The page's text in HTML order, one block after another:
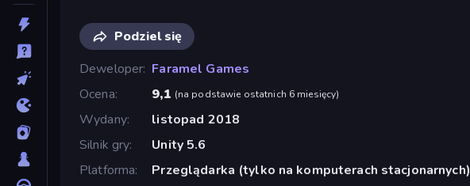
Podziel się
Deweloper Faramel Games
Ocena
9,1 (na podstawie ostatnich 6 miesięcy)
Wydany
listopad 2018
Silnik gry
Unity 5.6
Platforma
Przeglądarka (tylko na komputerach stacjonarnych)